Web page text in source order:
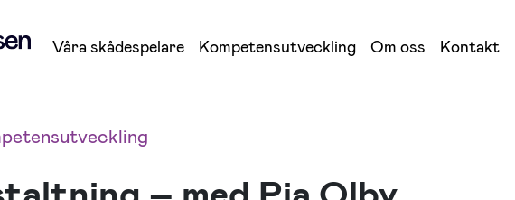
Våra skådespelare Kompetensutveckling Om oss Kontakt